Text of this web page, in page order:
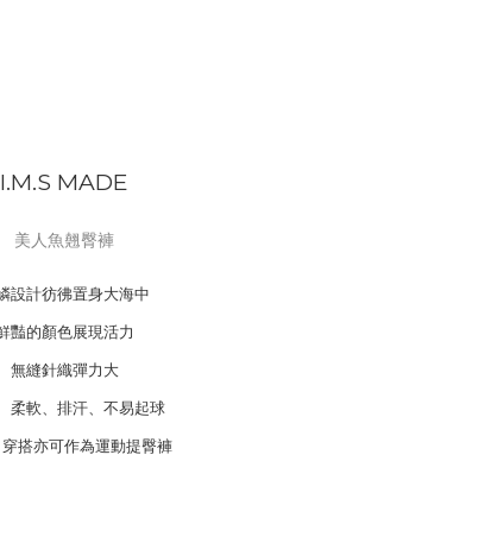
I.M.S MADE
美人魚翹臀褲
設計彷彿置身大海中
豔的顏色展現活力
無縫針織彈力大
柔軟、排汗、不易起球
搭亦可作為運動提臀褲